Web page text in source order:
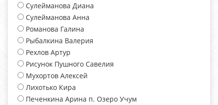
Сулейманова Диана
Сулейманова Анна
Романова Галина
Рыбалкина Валерия
Рехлов Артур
Рисунок Пушного Савелия
Мухортов Алексей
Лихотько Кира
Печенкина Арина п. Озеро Учум